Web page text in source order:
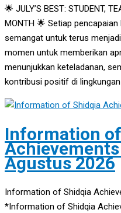
🌟 JULY’S BEST: STUDENT,
MONTH 🌟 Setiap
semangat untuk terus
momen untuk memberikan
menunjukkan keteladanan,
kontribusi positif di
Information
Agustus 2026
Information of Shidqia
*Information of Shidqia